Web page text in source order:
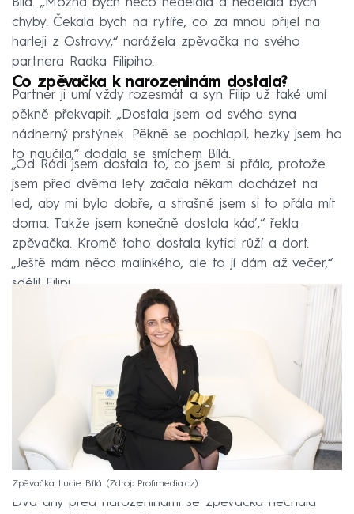
chyby. Čekala bych na rytíře, co za mnou přijel na
harleji z Ostravy,“ narážela zpěvačka na svého
partnera Radka Filipiho.
Co zpěvačka k narozeninám dostala?
Partner ji umí vždy rozesmát a syn Filip už také umí
pěkně překvapit. „Dostala jsem od svého syna
nádherný prstýnek. Pěkně se pochlapil, hezky jsem ho
to naučila,“ dodala se smíchem Bílá.
„Od Rádi jsem dostala to, co jsem si přála, protože
jsem před dvěma lety začala někam docházet na
led, aby mi bylo dobře, a strašně jsem si to přála mít
doma. Takže jsem konečně dostala káď,“ řekla
zpěvačka. Kromě toho dostala kytici růží a dort.
„Ještě mám něco malinkého, ale to jí dám až večer,“
sdělil Filipi.
Zpěvačka Lucie Bílá Zdroj: Profimedia.cz
Dva dny před narozeninami se zpěvačka nechala